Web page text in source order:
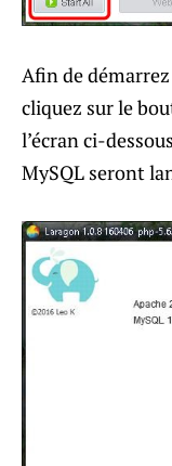
Afin de
cliquez sur le
l’écran ci-
MySQL seront